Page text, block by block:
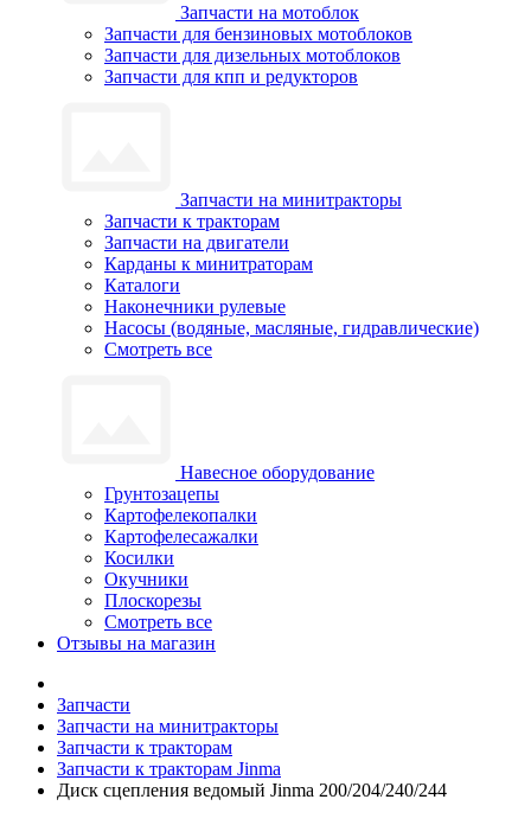
Запчасти на мотоблок
Запчасти для бензиновых мотоблоков
Запчасти для дизельных мотоблоков
Запчасти для кпп и редукторов
Запчасти на минитракторы
Запчасти к тракторам
Запчасти на двигатели
Карданы к минитраторам
Каталоги
Наконечники рулевые
Насосы (водяные, масляные, гидравлические)
Смотреть все
Навесное оборудование
Грунтозацепы
Картофелекопалки
Картофелесажалки
Косилки
Окучники
Плоскорезы
Смотреть все
Отзывы на магазин
Запчасти
Запчасти на минитракторы
Запчасти к тракторам
Запчасти к тракторам Jinma
Диск сцепления ведомый Jinma 200/204/240/244